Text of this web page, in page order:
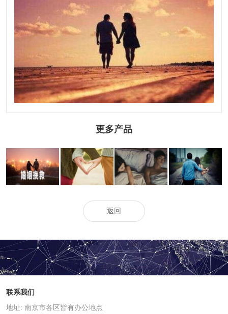
更多产品
怎么证明夫妻分
居的事实
起诉离婚收集哪
些证据比较有利
诉讼离婚要注意
些什么
南京外遇调查取
证：异地离婚手
续如何办理需要
什么证件
返回
联系我们
地址: 南京市各区皆有办公地点